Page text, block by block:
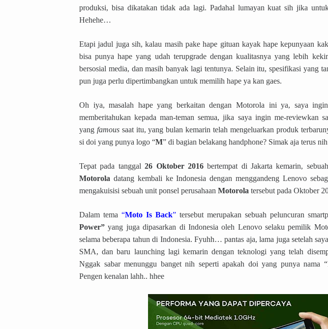
produksi, bisa dikatakan tidak ada lagi. Padahal lumayan kuat sih jika
Hehehe…
Etapi jadul juga sih, kalau masih pake hape gituan kayak hape kepunyaan
bisa punya hape yang udah terupgrade dengan kualitasnya yang lebih
bersosial media, dan masih banyak lagi tentunya. Selain itu, spesifikasi yang
pun juga perlu dipertimbangkan untuk memilih hape ya kan gaes.
Oh iya, masalah hape yang berkaitan dengan Motorola ini ya, saya
memberitahukan kepada man-teman semua, jika saya ingin me-reviewkan
yang famous saat itu, yang bulan kemarin telah mengeluarkan produk
si doi yang punya logo “M” di bagian belakang handphone? Simak aja terus
Tepat pada tanggal26 Oktober 2016bertempat di Jakarta kemarin,
Motorola datang kembali ke Indonesia dengan menggandeng Lenovo
mengakuisisi sebuah unit ponsel perusahaan Motorola tersebut pada Oktober
Dalam tema “Moto Is Back” tersebut merupakan sebuah peluncuran
Power” yang juga dipasarkan di Indonesia oleh Lenovo selaku pemilik
selama beberapa tahun di Indonesia. Fyuhh… pantas aja, lama juga setelah
SMA, dan baru launching lagi kemarin dengan teknologi yang telah
Nggak sabar menunggu banget nih seperti apakah doi yang punya nama
Pengen kenalan lahh.. hhee